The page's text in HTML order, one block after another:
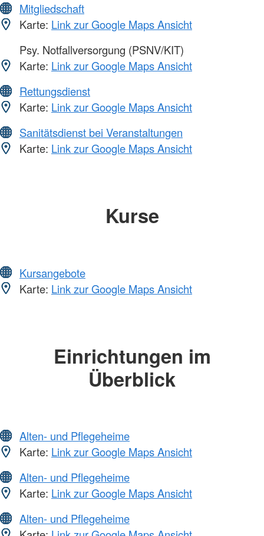
Mitgliedschaft
Karte: Link zur Google Maps Ansicht
Psy. Notfallversorgung (PSNV/KIT)
Karte: Link zur Google Maps Ansicht
Rettungsdienst
Karte: Link zur Google Maps Ansicht
Sanitätsdienst bei Veranstaltungen
Karte: Link zur Google Maps Ansicht
Kurse
Kursangebote
Karte: Link zur Google Maps Ansicht
Einrichtungen im
Überblick
Alten- und Pflegeheime
Karte: Link zur Google Maps Ansicht
Alten- und Pflegeheime
Karte: Link zur Google Maps Ansicht
Alten- und Pflegeheime